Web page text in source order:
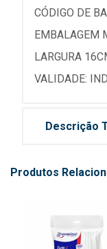
CÓDIGO DE
EMBALAGEM
LARGURA
VALIDADE:
Descrição
Produtos